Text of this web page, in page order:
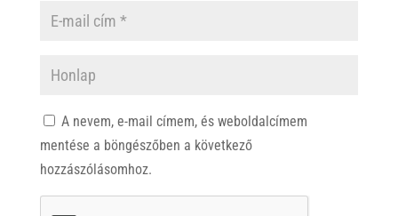
A nevem, e-mail címem, és weboldalcímem
mentése a böngészőben a következő
hozzászólásomhoz.